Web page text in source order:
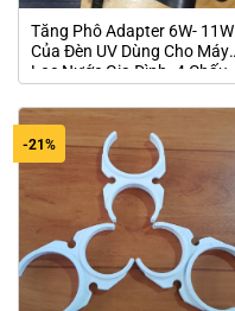
Tăng Phô Adapter 6W- 11W
Của Đèn UV Dùng Cho Máy
Lọc Nước Gia Đình- 4 Chấu
-21%